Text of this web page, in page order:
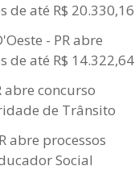
até R$ 20.330,16
- PR abre
até R$ 14.322,64
concurso
de Trânsito
abre processos
Social